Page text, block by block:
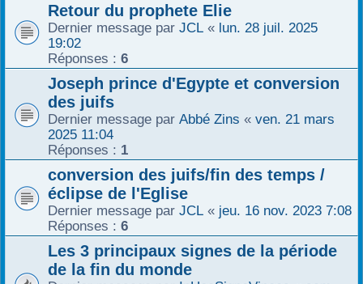
Retour du prophete Elie
Dernier message par JCL « lun. 28 juil. 2025
19:02
Réponses : 6
Joseph prince d'Egypte et conversion
des juifs
Dernier message par Abbé Zins « ven. 21 mars
2025 11:04
Réponses : 1
conversion des juifs/fin des temps /
éclipse de l'Eglise
Dernier message par JCL « jeu. 16 nov. 2023 7:08
Réponses : 6
Les 3 principaux signes de la période
de la fin du monde